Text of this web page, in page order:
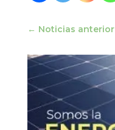
← Noticias anterior